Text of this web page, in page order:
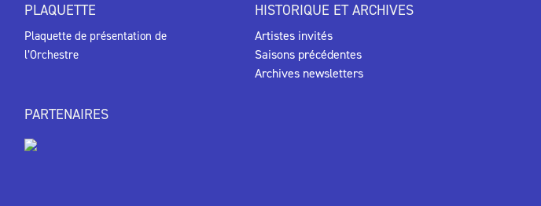
PLAQUETTE
Plaquette de présentation de
l’Orchestre
HISTORIQUE ET ARCHIVES
Artistes invités
Saisons précédentes
Archives newsletters
PARTENAIRES